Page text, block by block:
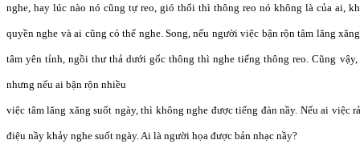
nghe, hay lúc nào nó cũng tự reo, gió thổi thì thông reo nó không là của ai,
quyền nghe và ai cũng có thể nghe. Song, nếu người việc bận rộn tâm lăng
tâm yên tỉnh, ngồi thư thả dưới gốc thông thì nghe tiếng thông reo. Cũng
nhưng nếu ai bận rộn nhiều
việc tâm lăng xăng suốt ngày, thì không nghe được tiếng đàn nầy. Nếu ai việc
điệu nầy khảy nghe suốt ngày. Ai là người họa được bản nhạc nầy?